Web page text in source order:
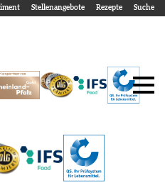
Stellenangebote Rezepte Suche